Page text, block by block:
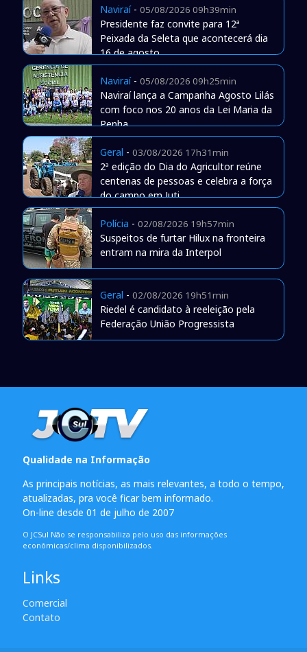
Naviraí- 05/08/2026 09h39min
Presidente faz convite para 12ª
Peixada da Seleta que acontecerá dia
16 de agosto
Naviraí- 05/08/2026 09h25min
Naviraí lança a Campanha Agosto Lilás
com foco nos 20 anos da Lei Maria da
Penha
Geral - 03/08/2026 17h31min
2ª edição do Dia do Agricultor reúne
centenas de pessoas e celebra a força
do campo em Juti
Polícia - 02/08/2026 19h57min
Suspeitos de furtar Hilux na fronteira
entram na mira da Interpol
Geral - 02/08/2026 19h51min
Riedel é candidato à reeleição pela
Federação União Progressista
Qualidade na Informação
As principais notícias, as mais relevantes, a todo o tempo,
atualizadas, pra você ficar bem informado.
On-line desde 01 de julho de 2007
O JCSul Não se responsabiliza pelo uso das informações
econômicas/clima disponibilizados.
Links
Comercial
Contato